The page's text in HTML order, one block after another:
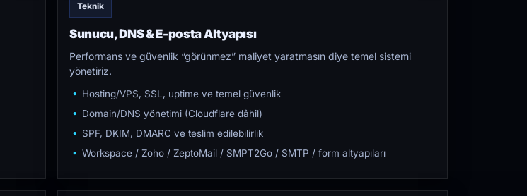
Teknik
Sunucu, DNS & E-posta Altyapısı
Performans ve güvenlik “görünmez” maliyet yaratmasın diye temel sistemi
yönetiriz.
Hosting/VPS, SSL, uptime ve temel güvenlik
Domain/DNS yönetimi (Cloudflare dâhil)
SPF, DKIM, DMARC ve teslim edilebilirlik
Workspace / Zoho / ZeptoMail / SMPT2Go / SMTP / form altyapıları